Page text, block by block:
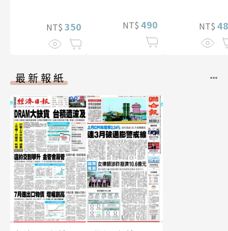
NT$ 350 NT$ 490
NT$
最新報紙